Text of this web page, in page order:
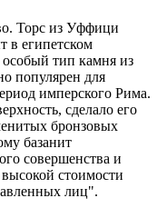
Торс из Уффици
в египетском
тип камня из
популярен для
имперского Рима.
сделало его
бронзовых
базанит
совершенства и
стоимости
лиц".